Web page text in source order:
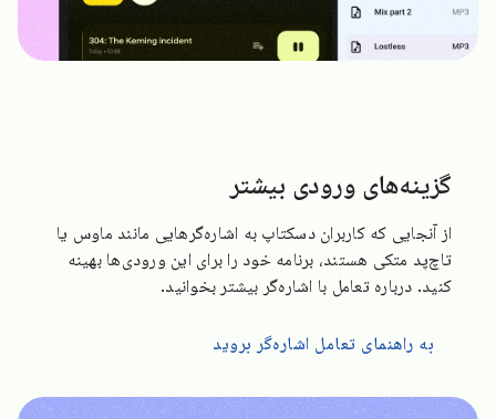
گزینه‌های ورودی بیشتر
از آنجایی که کاربران دسکتاپ به اشاره‌گرهایی مانند ماوس یا
تاچ‌پد متکی هستند، برنامه خود را برای این ورودی‌ها بهینه
کنید. درباره تعامل با اشاره‌گر بیشتر بخوانید.
به راهنمای تعامل اشاره‌گر بروید